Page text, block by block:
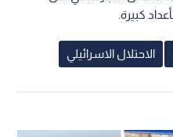
كبيرة.
الاحتلال الاسرائيلي